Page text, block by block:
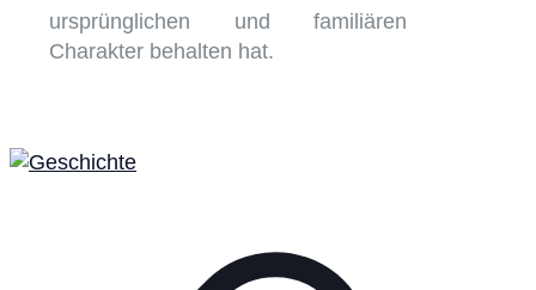
ursprünglichen und familiären
Charakter behalten hat.